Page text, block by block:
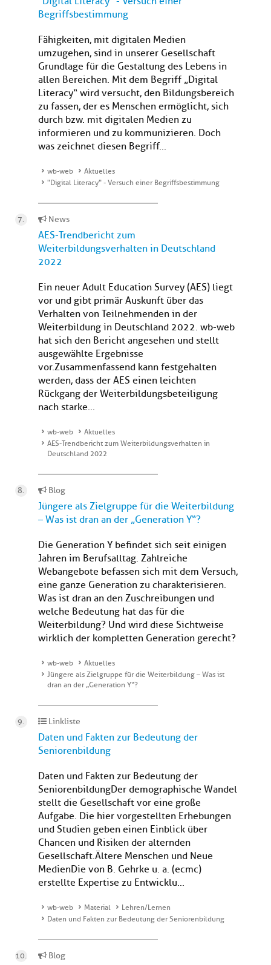
Begriffsbestimmung
Fähigkeiten, mit digitalen Medien
umzugehen, sind in unserer Gesellschaft
Grundlage für die Gestaltung des Lebens in
allen Bereichen. Mit dem Begriff „Digital
Literacy“ wird versucht, den Bildungsbereich
zu fassen, der es Menschen ermöglicht, sich
durch bzw. mit digitalen Medien zu
informieren und zu kommunizieren. Doch
was zeichnet diesen Begriff...
wb-web
Aktuelles
"Digital Literacy" - Versuch einer Begriffsbestimmung
News
AES-Trendbericht zum
Weiterbildungsverhalten in Deutschland
2022
Ein neuer Adult Education Survey (AES) liegt
vor und gibt primär Auskunft über das
Verhalten von Teilnehmenden in der
Weiterbildung in Deutschland 2022. wb-web
hat sich den Bericht angesehen und stellt
ausgewählte Ergebnisse
vor.Zusammenfassend kann festgehalten
werden, dass der AES einen leichten
Rückgang der Weiterbildungsbeteiligung
nach starke...
wb-web
Aktuelles
AES-Trendbericht zum Weiterbildungsverhalten in
Deutschland 2022
Blog
Jüngere als Zielgruppe für die Weiterbildung
– Was ist dran an der „Generation Y“?
Die Generation Y befindet sich seit einigen
Jahren im Berufsalltag. Zahlreiche
Webangebote befassen sich mit dem Versuch,
eine ganze Generation zu charakterisieren.
Was ist dran an den Zuschreibungen und
welche Bedeutung hat das für die
Weiterbildung? Und wird diese Sichtweise
wirklich der kompletten Generation gerecht?
wb-web
Aktuelles
Jüngere als Zielgruppe für die Weiterbildung – Was ist
dran an der „Generation Y“?
Linkliste
Daten und Fakten zur Bedeutung der
Seniorenbildung
Daten und Fakten zur Bedeutung der
SeniorenbildungDer demographische Wandel
stellt die Gesellschaft vor eine große
Aufgabe. Die hier vorgestellten Erhebungen
und Studien geben einen Einblick über
Chancen und Risiken der alternden
Gesellschaft. Ältere Menschen und Neue
MedienDie von B. Gehrke u. a. (ecmc)
erstellte Expertise zu Entwicklu...
wb-web Material
Lehren/Lernen
Daten und Fakten zur Bedeutung der Seniorenbildung
Blog